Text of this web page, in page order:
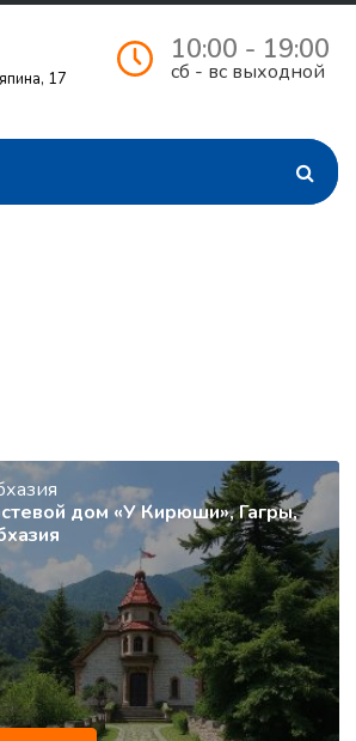
17
10:00 - 19:00
сб - вс выходной
дом «У Кирюши», Гагры,